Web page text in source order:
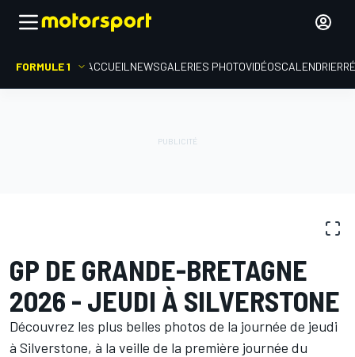
FORMULE 1 ACCUEIL NEWSGALERIES PHOTOVIDÉOSCALENDRIER
GP DE GRANDE-BRETAGNE
2026 - JEUDI À SILVERSTONE
Découvrez les plus belles photos de la journée de jeudi
à Silverstone, à la veille de la première journée du